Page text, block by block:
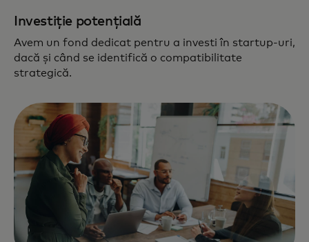
Investiție potențială
Avem un fond dedicat pentru a investi în startup-uri,
dacă și când se identifică o compatibilitate
strategică.